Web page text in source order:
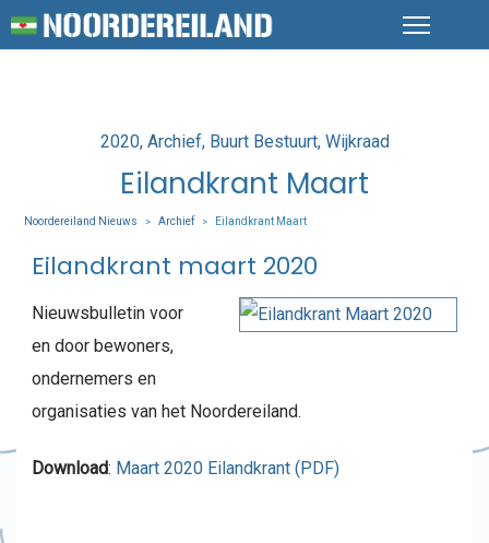
Posted
2020 Archief Buurt Bestuurt Wijkraad
Eilandkrant Maart
Noordereiland Nieuws > Archief > Eilandkrant Maart
Eilandkrant maart 2020
Nieuwsbulletin voor
en door bewoners,
ondernemers en
organisaties van het Noordereiland.
Download: Maart 2020 Eilandkrant (PDF)